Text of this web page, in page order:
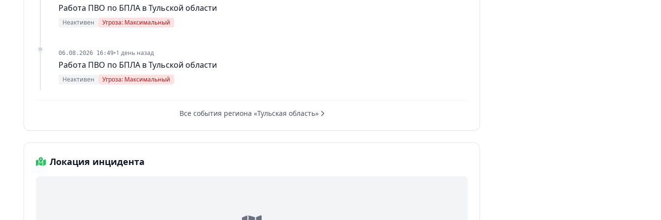
Работа ПВО по БПЛА в Тульской области
Неактивен Угроза: Максимальный
06.08.2026 16:49•1 день назад
Работа ПВО по БПЛА в Тульской области
Неактивен Угроза: Максимальный
Все события региона «Тульская область»
Локация инцидента